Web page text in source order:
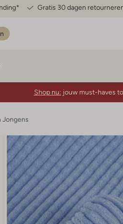
Gratis 30 dagen
Shop nu: jouw must-haves
Jongens